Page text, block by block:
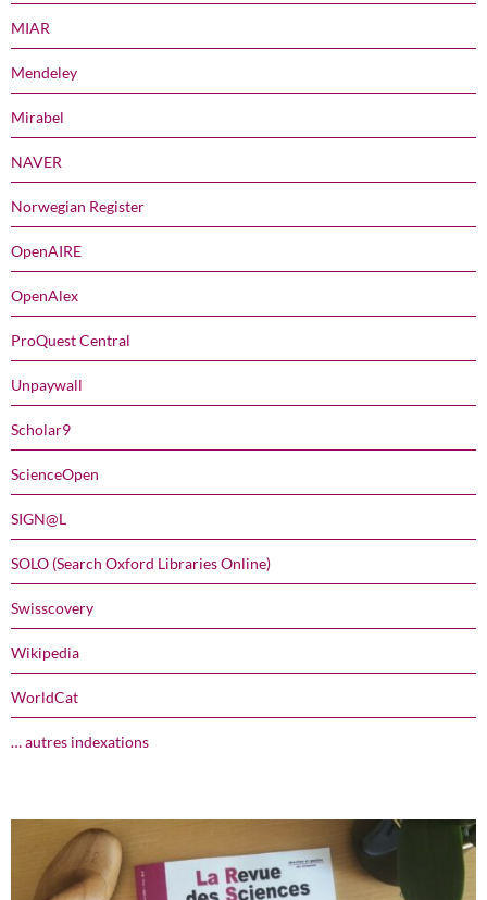
MIAR
Mendeley
Mirabel
NAVER
Norwegian Register
OpenAIRE
OpenAlex
ProQuest Central
Unpaywall
Scholar9
ScienceOpen
SIGN@L
SOLO (Search Oxford Libraries Online)
Swisscovery
Wikipedia
WorldCat
… autres indexations